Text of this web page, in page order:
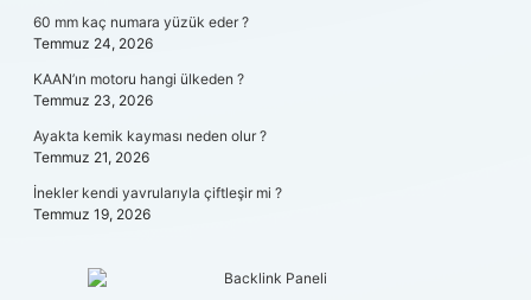
60 mm kaç numara yüzük eder ?
Temmuz 24, 2026
KAAN’ın motoru hangi ülkeden ?
Temmuz 23, 2026
Ayakta kemik kayması neden olur ?
Temmuz 21, 2026
İnekler kendi yavrularıyla çiftleşir mi ?
Temmuz 19, 2026